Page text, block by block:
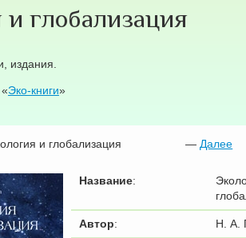
и глобализация
издания.
Эко-книги»
—Далее
и глобализация
Название:
Автор: Н. А.